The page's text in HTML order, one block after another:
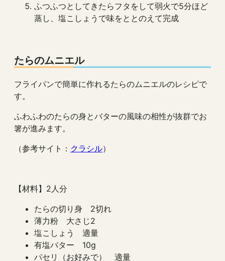
ふつふつとしてきたらフタをして弱火で5分ほど
蒸し、塩こしょうで味をととのえて完成
たらのムニエル
フライパンで簡単に作れるたらのムニエルのレシピで
す。
ふわふわのたらの身とバターの風味の相性が抜群でお
箸が進みます。
（参考サイト： クラシル）
【材料】2人分
たらの切り身 2切れ
薄力粉 大さじ2
塩こしょう 適量
有塩バター 10g
パセリ（お好みで） 適量